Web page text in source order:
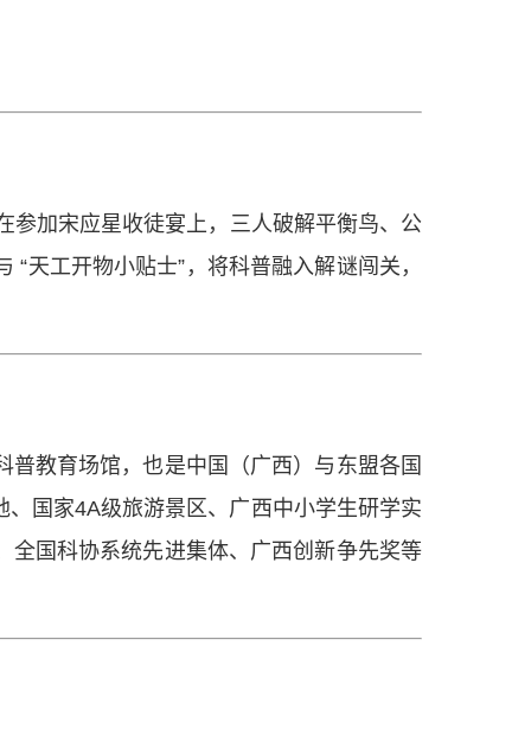
参加宋应星收徒宴上，三人破解平衡鸟、公
天工开物小贴士”，将科普融入解谜闯关，
教育场馆，也是中国（广西）与东盟各国
国家4A级旅游景区、广西中小学生研学实
全国科协系统先进集体、广西创新争先奖等